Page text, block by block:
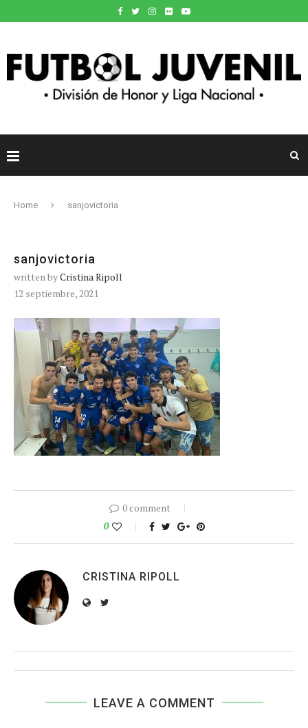
Home sanjovictoria
sanjovictoria
written byCristina Ripoll
12 septiembre, 2021
0 comment
0
CRISTINA RIPOLL
LEAVE A COMMENT